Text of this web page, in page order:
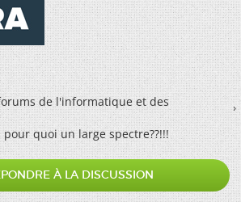
de l'informatique et des
pour quoi un large spectre??!!!
À LA DISCUSSION